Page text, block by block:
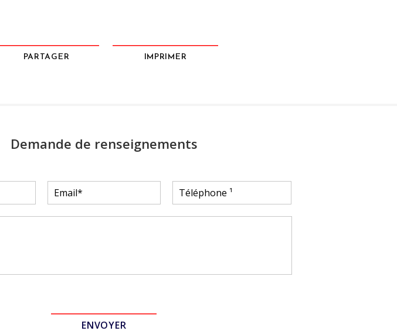
PARTAGER IMPRIMER
Demande de renseignements